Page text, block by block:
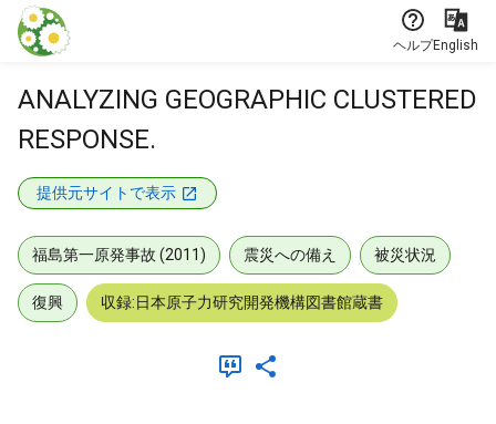
本文に飛ぶ
ヘルプEnglish
ANALYZING GEOGRAPHIC CLUSTERED
RESPONSE.
提供元サイトで表示
福島第一原発事故 (2011) 震災への備え 被災状況
復興 収録:日本原子力研究開発機構図書館蔵書